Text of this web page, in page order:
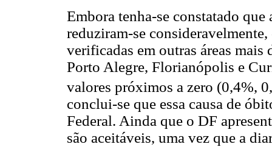
Embora tenha-se constatado
reduziram-se
verificadas em outras áreas
Porto Alegre, Florianópolis e
valores próximos a zero (0,4%,
conclui-se que essa causa de
Federal. Ainda que o DF
são aceitáveis, uma vez que a